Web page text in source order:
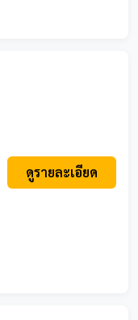
ดูรายละเอียด